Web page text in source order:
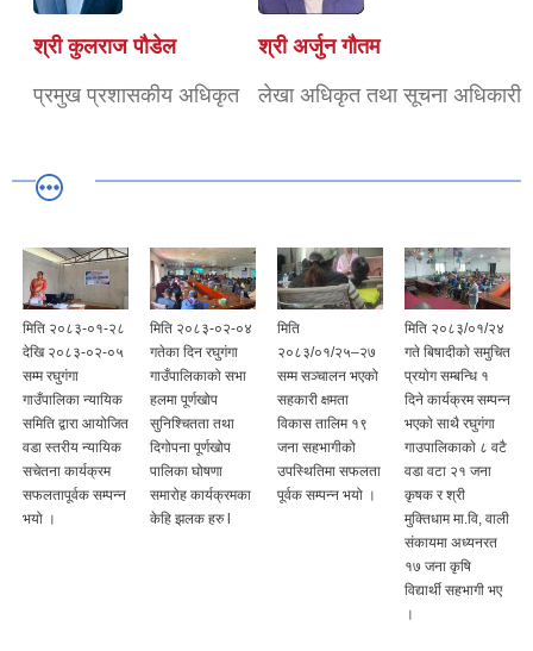
श्री कुलराज पौडेल
प्रमुख प्रशासकीय अधिकृत
श्री अर्जुन गौतम
लेखा अधिकृत तथा सूचना अधिकारी
मिति २०८३-०१-२८
देखि २०८३-०२-०५
सम्म रघुगंगा
गाउँपालिका न्यायिक
समिति द्वारा आयोजित
वडा स्तरीय न्यायिक
सचेतना कार्यक्रम
सफलतापूर्वक सम्पन्न
भयो ।
मिति २०८३-०२-०४
गतेका दिन रघुगंगा
गाउँपालिकाको सभा
हलमा पूर्णखोप
सुनिश्चितता तथा
दिगोपना पूर्णखोप
पालिका घोषणा
समारोह कार्यक्रमका
केहि झलक हरु l
मिति
२०८३/०१/२५–२७
सम्म सञ्चालन भएको
सहकारी क्षमता
विकास तालिम १९
जना सहभागीको
उपस्थितिमा सफलता
पूर्वक सम्पन्न भयो ।
मिति २०८३/०१/२४
गते बिषादीकाे समुचित
प्रयाेग सम्बन्धि १
दिने कार्यक्रम सम्पन्न
भएकाे साथै रघुगंगा
गाउपालिकाकाे ८ वटै
वडा वटा २१ जना
कृषक र श्री
मुक्तिधाम मा.वि, वाली
संकायमा अध्यनरत
१७ जना कृषि
विद्यार्थी सहभागी भए
।